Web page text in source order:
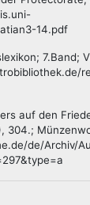
14.pdf
7.Band;
auf den
304.;
de/Archiv/